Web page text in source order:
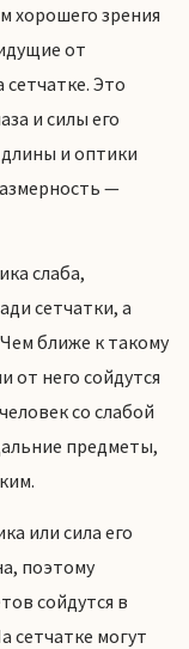
хорошего зрения
от
Это
и силы его
и оптики
—
слаба,
сетчатки, а
ближе к такому
от него сойдутся
со слабой
предметы,
или сила его
поэтому
сойдутся в
сетчатке могут